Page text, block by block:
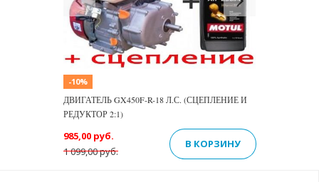
-10%
ДВИГАТЕЛЬ GX450F-R-18 Л.С. (СЦЕПЛЕНИЕ И
РЕДУКТОР 2:1)
1 099,00 руб.
985,00 руб.
В КОРЗИНУ